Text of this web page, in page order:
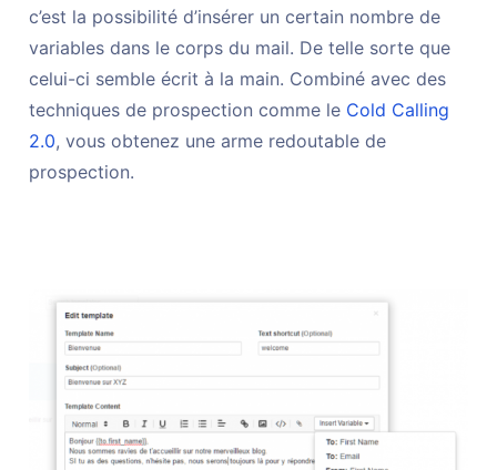
c’est la possibilité d’insérer un certain nombre de
variables dans le corps du mail. De telle sorte que
celui-ci semble écrit à la main. Combiné avec des
techniques de prospection comme le Cold Calling
2.0, vous obtenez une arme redoutable de
prospection.